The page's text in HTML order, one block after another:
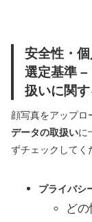
安全性・
選定基準 –
扱いに関
顔写真をアップロ
データの取扱いに
ずチェックしてく
プライバシ
ど